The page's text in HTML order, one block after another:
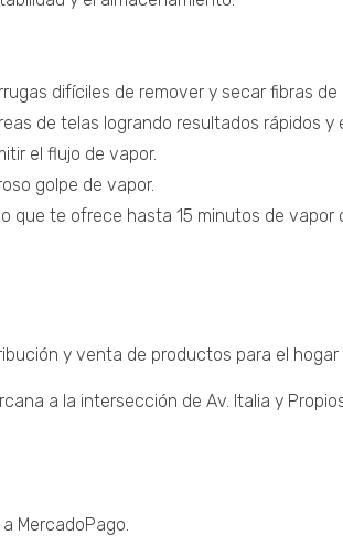
difíciles de remover y secar fibras
de telas logrando resultados rápidos y
el flujo de vapor.
golpe de vapor.
que te ofrece hasta 15 minutos de vapor
y venta de productos para el hogar
a la intersección de Av. Italia y
MercadoPago.